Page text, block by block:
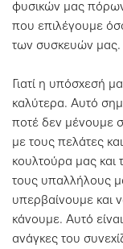
φυσικών μας πόρων.
που επιλέγουμε
των συσκευών μας.
Γιατί η υπόσχεσή
καλύτερα. Αυτό
ποτέ δεν μένουμε
με τους πελάτες
κουλτούρα μας και
τους υπαλλήλους
υπερβαίνουμε και
κάνουμε. Αυτό
ανάγκες του